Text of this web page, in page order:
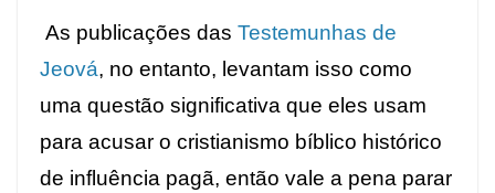
As publicações das Testemunhas de
Jeová, no entanto, levantam isso como
uma questão significativa que eles usam
para acusar o cristianismo bíblico histórico
de influência pagã, então vale a pena parar